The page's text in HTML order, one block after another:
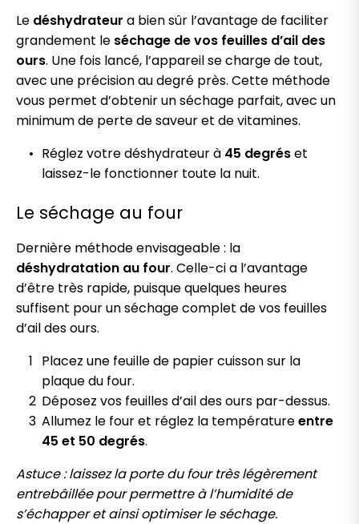
Le déshydrateur a bien sûr l’avantage de faciliter
grandement le séchage de vos feuilles d’ail des
ours. Une fois lancé, l’appareil se charge de tout,
avec une précision au degré près. Cette méthode
vous permet d’obtenir un séchage parfait, avec un
minimum de perte de saveur et de vitamines.
Réglez votre déshydrateur à 45 degréset
laissez-le fonctionner toute la nuit.
Le séchage au four
Dernière méthode envisageable : la
déshydratation au four. Celle-ci a l’avantage
d’être très rapide, puisque quelques heures
suffisent pour un séchage complet de vos feuilles
d’ail des ours.
Placez une feuille de papier cuisson sur la
plaque du four.
Déposez vos feuilles d’ail des ours par-dessus.
Allumez le four et réglez la températureentre
45 et 50 degrés.
Astuce : laissez la porte du four très légèrement
entrebâillée pour permettre à l’humidité de
s’échapper et ainsi optimiser le séchage.